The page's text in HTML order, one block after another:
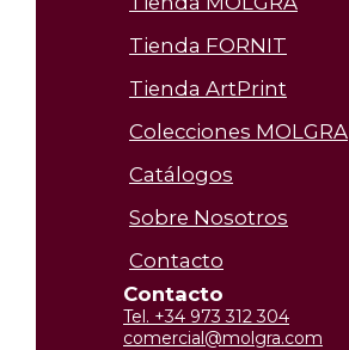
Tienda FORNIT
Tienda ArtPrint
Colecciones MOLGRA
Catálogos
Sobre Nosotros
Contacto
Contacto
Tel. +34 973 312 304
comercial@molgra.com